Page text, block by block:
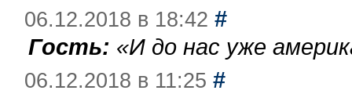
06.12.2018 в 18:42 #
Гость: «И до нас уже
06.12.2018 в 11:25 #